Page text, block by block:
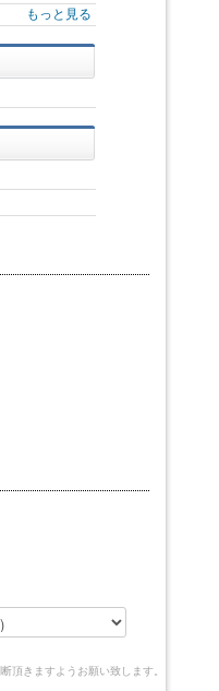
もっと見る
頂きますようお願い致します。